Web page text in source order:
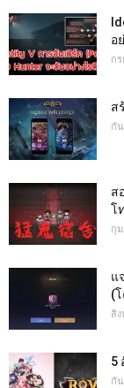
อ
ก
ส
กั
ส
โ
กุ
แ
(
สิ
5
กั